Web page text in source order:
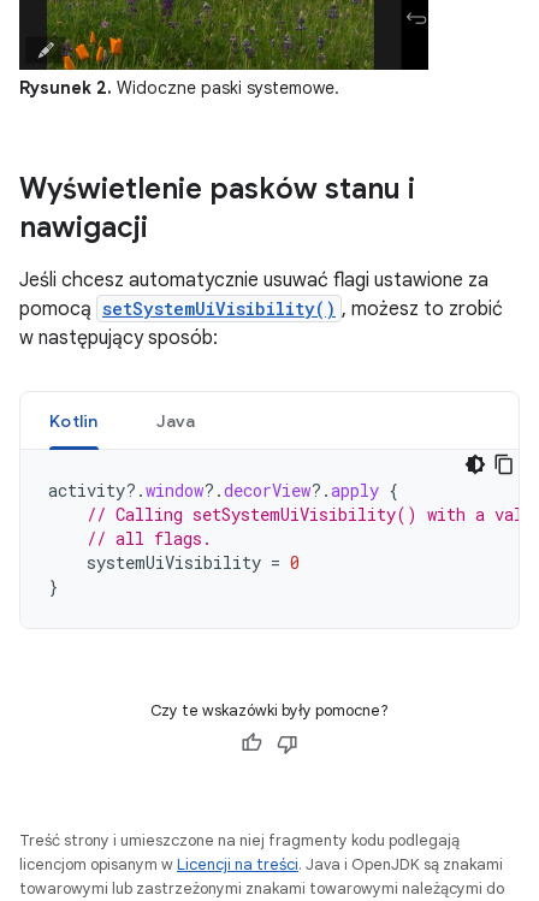
Rysunek 2. Widoczne paski systemowe.
Wyświetlenie pasków stanu i
nawigacji
Jeśli chcesz automatycznie usuwać flagi ustawione za
pomocą setSystemUiVisibility() , możesz to zrobić
w następujący sposób:
Kotlin Java
activity?.window?.decorView?.apply {
// Calling setSystemUiVisibility() with a
// all flags.
systemUiVisibility = 0
}
Czy te wskazówki były pomocne?
Treść strony i umieszczone na niej fragmenty kodu podlegają
licencjom opisanym wLicencji na treści. Java i OpenJDK są znakami
towarowymi lub zastrzeżonymi znakami towarowymi należącymi do